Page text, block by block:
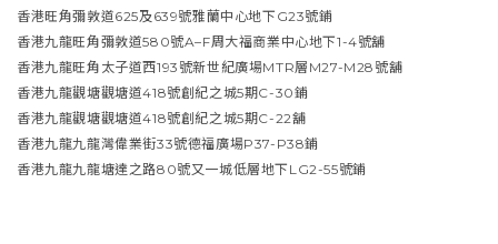
香港旺角彌敦道625及639號雅蘭中心地下G23號鋪
香港九龍旺角彌敦道580號A–F周大福商業中心地下1-4號舖
香港九龍旺角太子道西193號新世紀廣場MTR層M27-M28號舖
香港九龍觀塘觀塘道418號創紀之城5期C-30鋪
香港九龍觀塘觀塘道418號創紀之城5期C-22舖
香港九龍九龍灣偉業街33號德福廣場P37-P38鋪
香港九龍九龍塘達之路80號又一城低層地下LG2-55號鋪